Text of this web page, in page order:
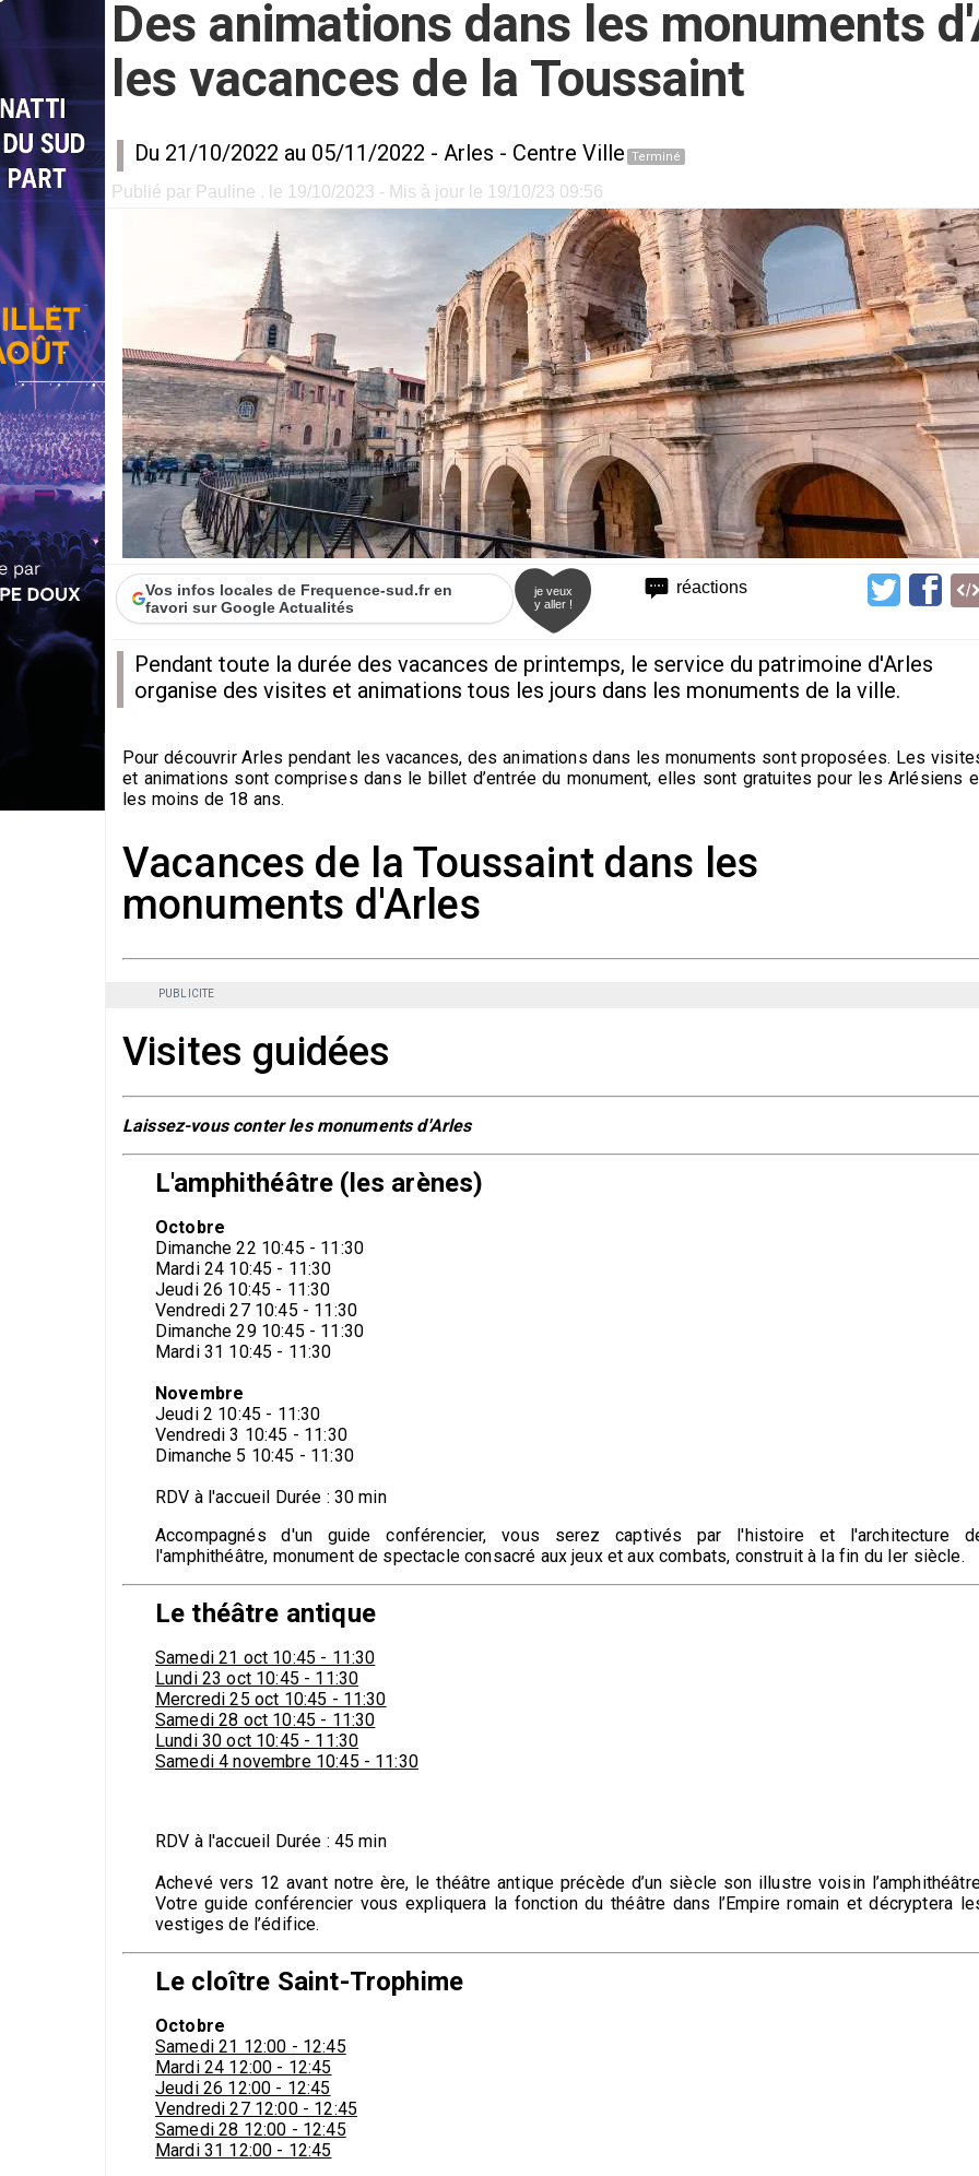
Des animations dans les monuments
les vacances de la Toussaint
Du 21/10/2022 au 05/11/2022 - Arles - Centre Ville Terminé
Publié par Pauline . le 19/10/2023 - Mis à jour le 19/10/23 09:56
réactions
Vos infos locales de Frequence-sud.fr en
favori sur Google Actualités
je veux
y aller !
Pendant toute la durée des vacances de printemps, le service du patrimoine d'Arles
organise des visites et animations tous les jours dans les monuments de la ville.
Pour découvrir Arles pendant les vacances, des animations dans les monuments sont proposées. Les
et animations sont comprises dans le billet d’entrée du monument, elles sont gratuites pour les Arlésiens
les moins de 18 ans.
Vacances de la Toussaint dans les
monuments d'Arles
PUBLICITE
Visites guidées
Laissez-vous conter les monuments d'Arles
L'amphithéâtre (les arènes)
Octobre
Dimanche 22 10:45 - 11:30
Mardi 24 10:45 - 11:30
Jeudi 26 10:45 - 11:30
Vendredi 27 10:45 - 11:30
Dimanche 29 10:45 - 11:30
Mardi 31 10:45 - 11:30
Novembre
Jeudi 2 10:45 - 11:30
Vendredi 3 10:45 - 11:30
Dimanche 5 10:45 - 11:30
RDV à l'accueil Durée : 30 min
Accompagnés d'un guide conférencier, vous serez captivés par l'histoire et l'architecture
l'amphithéâtre, monument de spectacle consacré aux jeux et aux combats, construit à la fin du Ier siècle.
Le théâtre antique
Samedi 21 oct 10:45 - 11:30
Lundi 23oct10:45 - 11:30
Mercredi 25 oct 10:45 - 11:30
Samedi 28 oct 10:45 - 11:30
Lundi 30oct 10:45 - 11:30
Samedi 4 novembre 10:45 - 11:30
RDV à l'accueil Durée : 45 min
Achevé vers 12 avant notre ère, le théâtre antique précède d’un siècle son illustre voisin
Votre guide conférencier vous expliquera la fonction du théâtre dans l’Empire romain et décryptera
vestiges de l’édifice.
Le cloître Saint-Trophime
Octobre
Samedi 21 12:00 - 12:45
Mardi 24 12:00 - 12:45
Jeudi 26 12:00 - 12:45
Vendredi 27 12:00 - 12:45
Samedi 28 12:00 - 12:45
Mardi 31 12:00 - 12:45